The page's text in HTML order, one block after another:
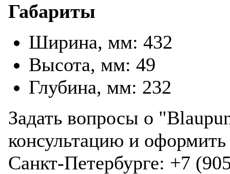
Габариты
Ширина, мм: 432
Высота, мм: 49
Глубина, мм: 232
Задать вопросы о
консультацию и
Санкт-Петербурге: +7